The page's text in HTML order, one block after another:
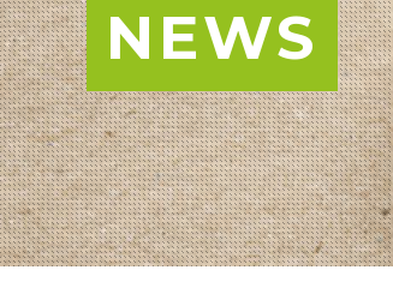
NEWS